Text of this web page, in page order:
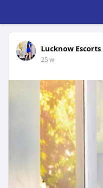
Lucknow Escorts
25 w